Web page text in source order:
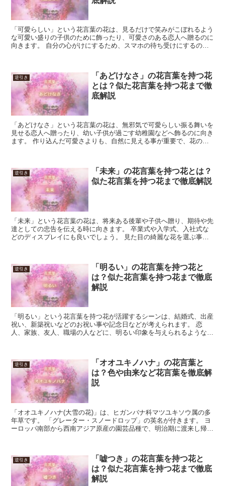
「可愛らしい」という花言葉の花は、見るだけで笑みがこぼれるよう
な可愛い盛りの子供のために飾ったり、可愛さのある恋人へ贈るのに
向きます。 自分の心がけにするため、スマホの待ち受けにするのも
逆引き
「あどけなさ」の花言葉を持つ花
とは？似た花言葉を持つ花まで徹
底解説
「あどけなさ」という花言葉の花は、無邪気で可愛らしい振る舞いを
見せる恋人へ贈ったり、幼い子供が過ごす幼稚園などへ飾るのに向き
ます。 作り込んだ可愛さよりも、自然に見える事が重要で、花のイ
逆引き
「未来」の花言葉を持つ花とは？
似た花言葉を持つ花まで徹底解説
「未来」という花言葉の花は、将来ある後輩や子供へ贈り、期待や先
達としての忠告を伝える時に向きます。 卒業式や入学式、入社式な
どのディスプレイにも良いでしょう。 見た目の綺麗な花を選ぶ事も
逆引き
「明るい」の花言葉を持つ花と
は？似た花言葉を持つ花まで徹底
解説
「明るい」という花言葉を持つ花が活躍するシーンは、結婚式、出産
祝い、新築祝いなどのお祝い事や記念日などが考えられます。 恋
人、家族、友人、職場の人などに、明るい印象を与えられるような花
逆引き
「オオユキノハナ」の花言葉と
は？色や由来など花言葉を徹底解
説
「オオユキノハナ(大雪の花)」は、ヒガンバナ科マツユキソウ属の多
年草です。 「グレーター・スノードロップ」の英名が付きます。 ヨ
ーロッパ南部から西南アジア原産の園芸品種で、明治期に渡来し帰化
逆引き
「嘘つき」の花言葉を持つ花と
は？似た花言葉を持つ花まで徹底
解説